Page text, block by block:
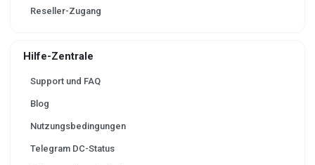
Reseller-Zugang
Hilfe-Zentrale
Support und FAQ
Blog
Nutzungsbedingungen
Telegram DC-Status